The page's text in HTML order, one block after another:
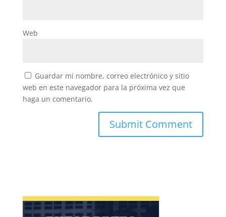
Web
Guardar mi nombre, correo electrónico y sitio
web en este navegador para la próxima vez que
haga un comentario.